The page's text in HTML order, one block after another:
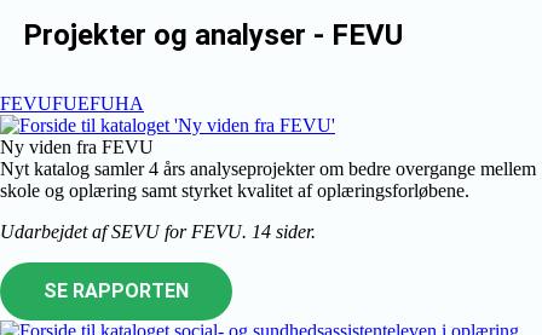
Projekter og analyser - FEVU
FEVUFUEFUHA
Ny viden fra FEVU
Nyt katalog samler 4 års analyseprojekter om bedre overgange mellem
skole og oplæring samt styrket kvalitet af oplæringsforløbene.
Udarbejdet af SEVU for FEVU. 14 sider.
SE RAPPORTEN